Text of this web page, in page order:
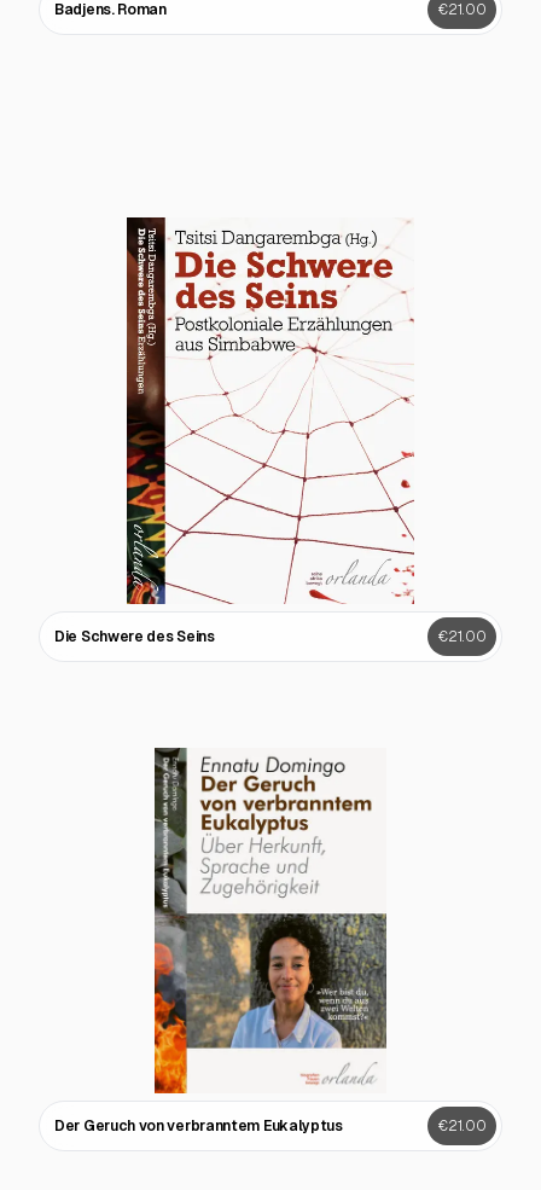
Badjens. Roman €21.00
Die Schwere des Seins €21.00
Der Geruch von verbranntem Eukalyptus €21.00